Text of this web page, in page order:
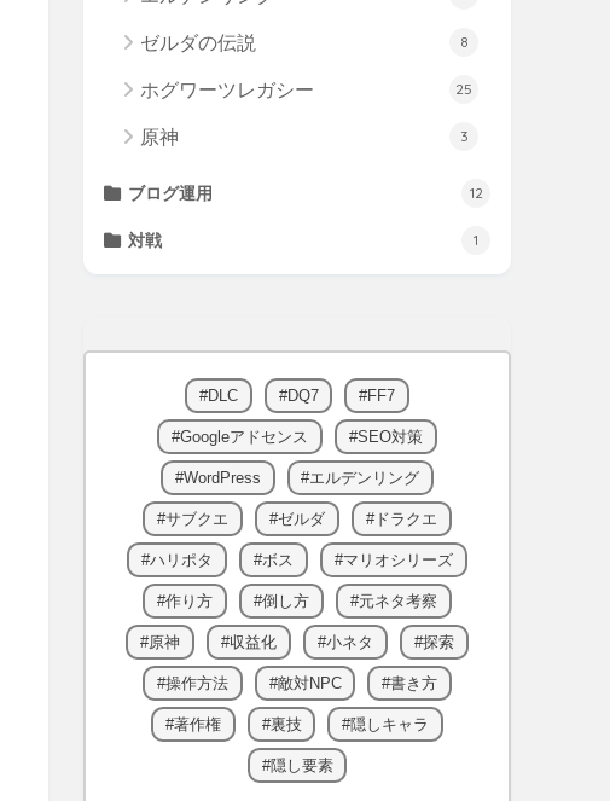
ゼルダの伝説 8
ホグワーツレガシー 25
原神 3
ブログ運用 12
対戦 1
DLC DQ7 FF7
Googleアドセンス SEO対策
WordPress エルデンリング
サブクエ ゼルダ ドラクエ
ハリポタ ボス マリオシリーズ
作り方 倒し方 元ネタ考察
原神 収益化 小ネタ 探索
操作方法 敵対NPC 書き方
著作権 裏技 隠しキャラ
隠し要素